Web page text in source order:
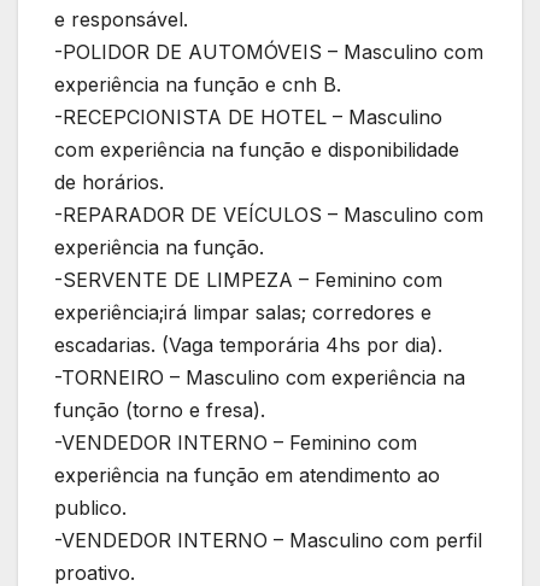
e responsável.
-POLIDOR DE AUTOMÓVEIS – Masculino com
experiência na função e cnh B.
-RECEPCIONISTA DE HOTEL – Masculino
com experiência na função e disponibilidade
de horários.
-REPARADOR DE VEÍCULOS – Masculino com
experiência na função.
-SERVENTE DE LIMPEZA – Feminino com
experiência;irá limpar salas; corredores e
escadarias. (Vaga temporária 4hs por dia).
-TORNEIRO – Masculino com experiência na
função (torno e fresa).
-VENDEDOR INTERNO – Feminino com
experiência na função em atendimento ao
publico.
-VENDEDOR INTERNO – Masculino com perfil
proativo.